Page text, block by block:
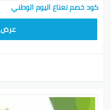
كود خصم نعناع اليوم الوطني
عرض